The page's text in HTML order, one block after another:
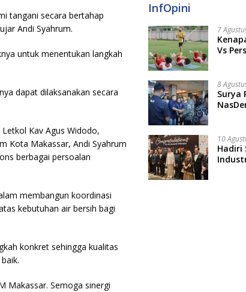
tangani secara bertahap
Andi Syahrum.
untuk menentukan langkah
dapat dilaksanakan secara
Kav Agus Widodo,
Kota Makassar, Andi Syahrum
berbagai persoalan
membangun koordinasi
kebutuhan air bersih bagi
konkret sehingga kualitas
Makassar. Semoga sinergi
InfOpini
7
Vs
8
Surya
10
Hadiri